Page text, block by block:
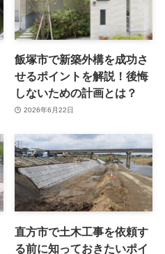
飯塚市で新築外構を成功さ
せるポイントを解説！後悔
しないための計画とは？
2026年6月22日
直方市で土木工事を依頼す
る前に知っておきたいポイ